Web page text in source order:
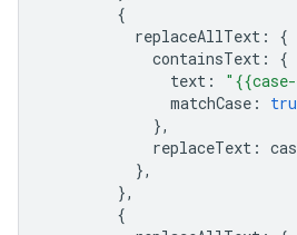
{
replaceAllText :
{
containsText :
{
text :
matchCase :
},
replaceText :
},
},
{